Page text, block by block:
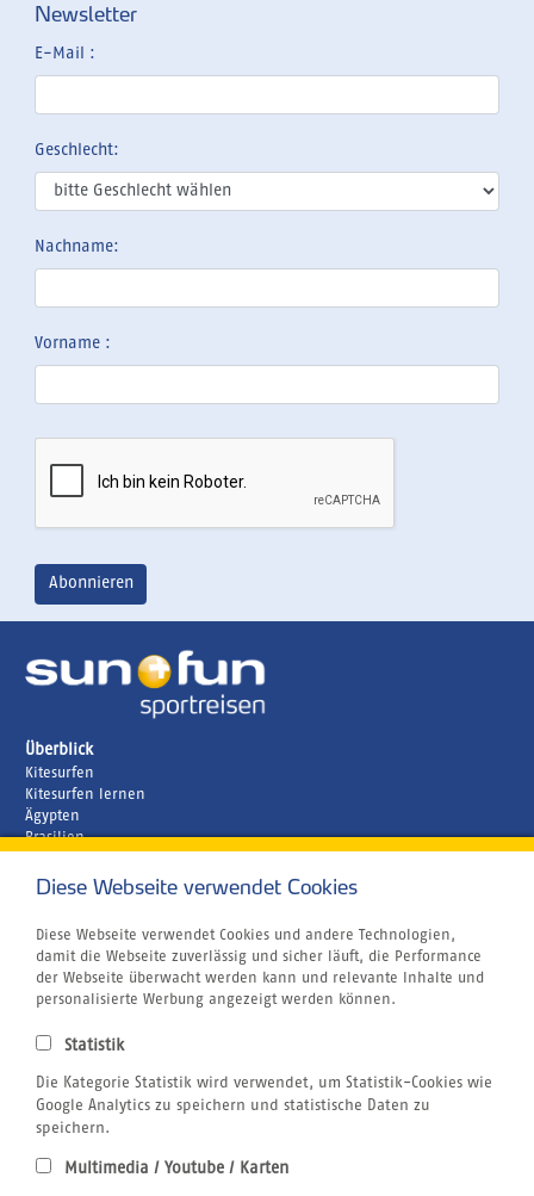
Newsletter
E-Mail :
Geschlecht:
Nachname:
Vorname :
Überblick
Kitesurfen
Kitesurfen lernen
Ägypten
Brasilien
Kapverden
Unternehmen
Rund um´s Buchen
Reiseversicherung
Gutschein
Centrum für Reisemedizin
Windsurfen
Wingfoilen
Bildnachweis
Airline Blacklist
Diese Webseite verwendet Cookies
Diese Webseite verwendet Cookies und andere Technologien,
damit die Webseite zuverlässig und sicher läuft, die Performance
der Webseite überwacht werden kann und relevante Inhalte und
personalisierte Werbung angezeigt werden können.
Statistik
Die Kategorie Statistik wird verwendet, um Statistik-Cookies wie
Google Analytics zu speichern und statistische Daten zu
speichern.
Multimedia / Youtube / Karten